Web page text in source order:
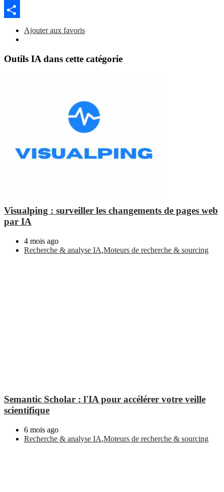
Link
Facebook
PartagerAjouter aux favoris
Outils IA dans cette catégorie
Visualping : surveiller les changements de pages web
par IA
4 mois ago
Recherche & analyse IA,Moteurs de recherche & sourcing
Semantic Scholar : l'IA pour accélérer votre veille
scientifique
6 mois ago
Recherche & analyse IA,Moteurs de recherche & sourcing